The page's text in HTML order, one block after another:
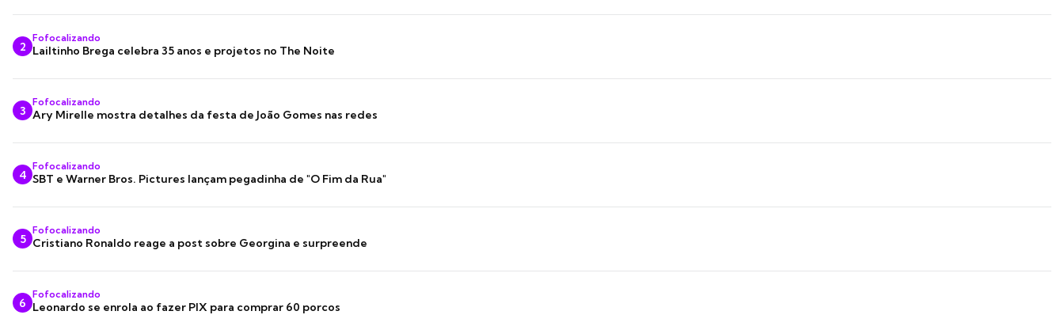
2
Fofocalizando
Lailtinho Brega celebra 35 anos e projetos no The Noite
3
Fofocalizando
Ary Mirelle mostra detalhes da festa de João Gomes nas redes
4
Fofocalizando
SBT e Warner Bros. Pictures lançam pegadinha de "O Fim da Rua"
5
Fofocalizando
Cristiano Ronaldo reage a post sobre Georgina e surpreende
6
Fofocalizando
Leonardo se enrola ao fazer PIX para comprar 60 porcos